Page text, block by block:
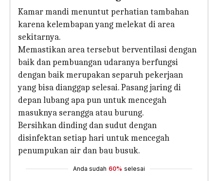
Kamar mandi menuntut perhatian tambahan
karena kelembapan yang melekat di area
sekitarnya.
Memastikan area tersebut berventilasi dengan
baik dan pembuangan udaranya berfungsi
dengan baik merupakan separuh pekerjaan
yang bisa dianggap selesai. Pasang jaring di
depan lubang apa pun untuk mencegah
masuknya serangga atau burung.
Bersihkan dinding dan sudut dengan
disinfektan setiap hari untuk mencegah
penumpukan air dan bau busuk.
Anda sudah 60% selesai